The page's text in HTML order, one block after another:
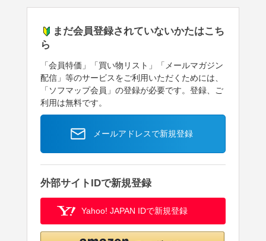
まだ会員登録されていないかたはこち
ら
「会員特価」「買い物リスト」「メールマガジン
配信」等のサービスをご利用いただくためには、
「ソフマップ会員」の登録が必要です。登録、ご
利用は無料です。
メールアドレスで新規登録
外部サイトIDで新規登録
Yahoo! JAPAN IDで新規登録